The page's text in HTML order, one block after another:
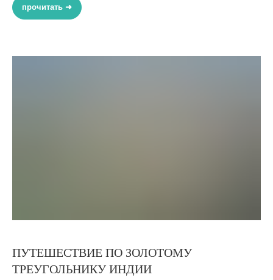
прочитать ➜
ПУТЕШЕСТВИЕ ПО ЗОЛОТОМУ
ТРЕУГОЛЬНИКУ ИНДИИ